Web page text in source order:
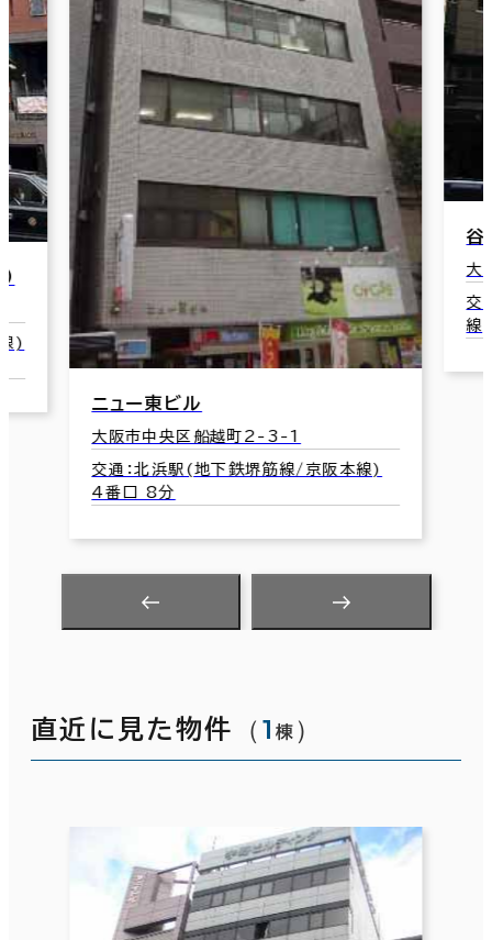
谷四ばんらいビル
大阪市中央区内本町1-2-13
交通：谷町四丁目駅(地下鉄谷町線･中央
線) 3番口 1分
大
交
1
直近に見た物件 （1 棟 ）